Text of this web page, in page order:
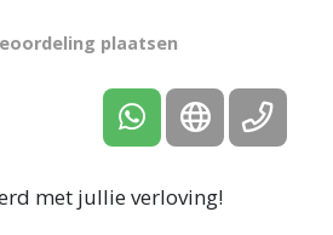
plaatsen
met jullie verloving!